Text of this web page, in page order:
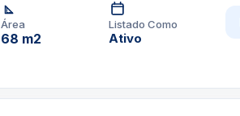
Área
68 m2
Listado Como
Ativo